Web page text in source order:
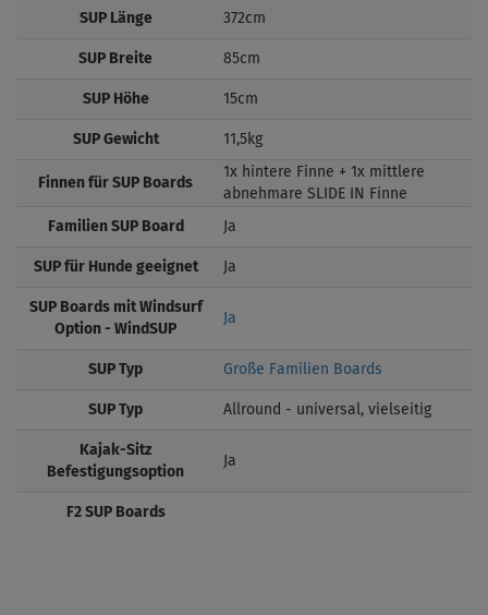
SUP Länge 372cm
SUP Breite 85cm
SUP Höhe 15cm
SUP Gewicht 11,5kg
Finnen für SUP Boards
1x hintere Finne + 1x mittlere
abnehmare SLIDE IN Finne
Familien SUP Board Ja
SUP für Hunde geeignet Ja
SUP Boards mit Windsurf
Option - WindSUP
Ja
SUP Typ Große Familien Boards
SUP Typ Allround - universal, vielseitig
Kajak-Sitz
Befestigungsoption
Ja
F2 SUP Boards